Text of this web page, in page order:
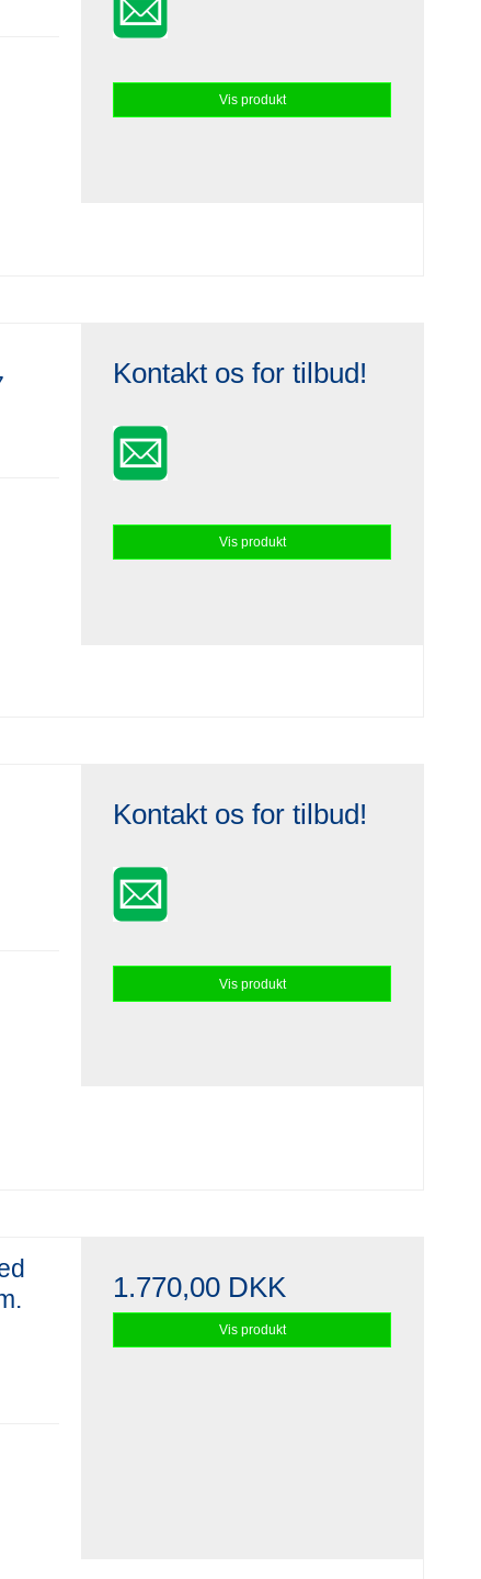
Vis produkt
Kontakt os for tilbud!
Vis produkt
Kontakt os for tilbud!
Vis produkt
1.770,00 DKK
Vis produkt